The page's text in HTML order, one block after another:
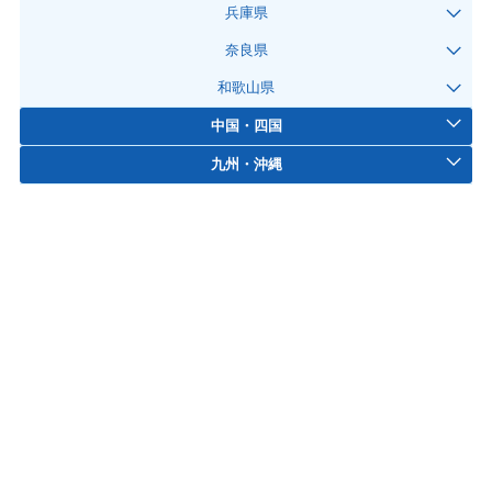
兵庫県
奈良県
和歌山県
中国・四国
九州・沖縄